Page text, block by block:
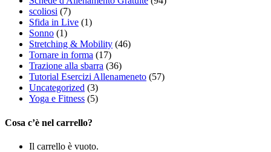
scoliosi (7)
Sfida in Live (1)
Sonno (1)
Stretching & Mobility (46)
Tornare in forma (17)
Trazione alla sbarra (36)
Tutorial Esercizi Allenameneto (57)
Uncategorized (3)
Yoga e Fitness (5)
Cosa c’è nel carrello?
Il carrello è vuoto.